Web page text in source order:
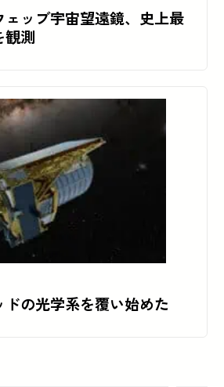
ェッブ宇宙望遠鏡、史上最
観測
の光学系を覆い始めた